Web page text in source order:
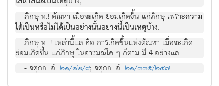
ภิกษุ ท.! ตัณหา เมื่อจะเกิด ย่อมเกิดขึ้น แก่ภิกษุ เพราะความ
ได้เป็นหรือไม่ได้เป็นอย่างนั้นอย่างนี้เป็นเหตุบ้าง.
ภิกษุ ท .! เหล่านี้แล คือ การเกิดขึ้นแห่งตัณหา เมื่อจะเกิด
ย่อมเกิดขึ้น แก่ภิกษุ ในอารมณ์ใด ๆ ก็ตาม มี 4 อย่างแล.
- จตุกฺก. อํ.๒๑/๑๒/๙; จตุกฺก. อํ.๒๑/๓๓๕/๒๕๗.